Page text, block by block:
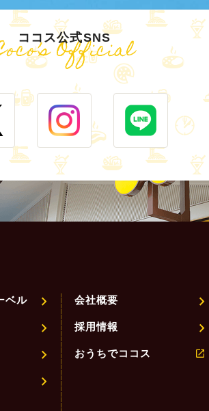
ココス公式SNS
Official
ベル 会社概要
採用情報
おうちでココス